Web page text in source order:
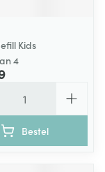
Kids
4
Bestel